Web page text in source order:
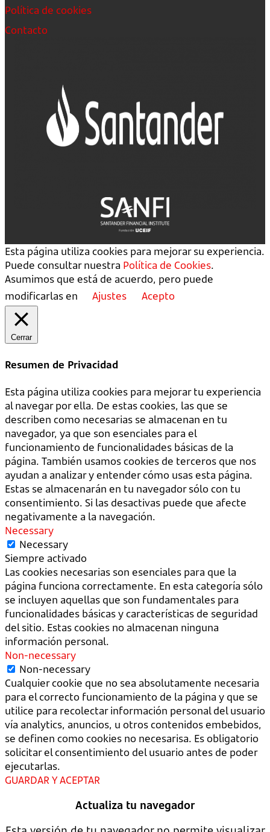
Política de cookies
Contacto
Esta página utiliza cookies para mejorar su experiencia.
Puede consultar nuestra Política de Cookies.
Asumimos que está de acuerdo, pero puede
modificarlas en
Ajustes Acepto
Cerrar
Resumen de Privacidad
Esta página utiliza cookies para mejorar tu experiencia
al navegar por ella. De estas cookies, las que se
describen como necesarias se almacenan en tu
navegador, ya que son esenciales para el
funcionamiento de funcionalidades básicas de la
página. También usamos cookies de terceros que nos
ayudan a analizar y entender cómo usas esta página.
Estas se almacenarán en tu navegador sólo con tu
consentimiento. Si las desactivas puede que afecte
negativamente a la navegación.
Necessary
Necessary
Siempre activado
Las cookies necesarias son esenciales para que la
página funciona correctamente. En esta categoría sólo
se incluyen aquellas que son fundamentales para
funcionalidades básicas y características de seguridad
del sitio. Estas cookies no almacenan ninguna
información personal.
Non-necessary
Non-necessary
Cualquier cookie que no sea absolutamente necesaria
para el correcto funcionamiento de la página y que se
utilice para recolectar información personal del usuario
vía analytics, anuncios, u otros contenidos embebidos,
se definen como cookies no necesarisa. Es obligatorio
solicitar el consentimiento del usuario antes de poder
ejecutarlas.
GUARDAR Y ACEPTAR
Actualiza tu navegador